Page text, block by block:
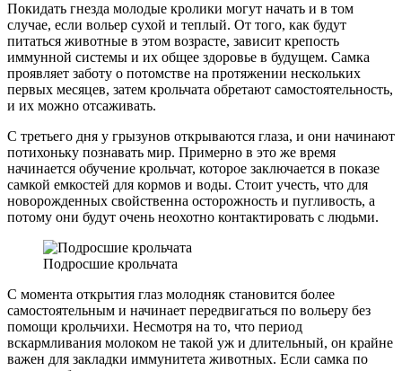
Покидать гнезда молодые кролики могут начать и в том
случае, если вольер сухой и теплый. От того, как будут
питаться животные в этом возрасте, зависит крепость
иммунной системы и их общее здоровье в будущем. Самка
проявляет заботу о потомстве на протяжении нескольких
первых месяцев, затем крольчата обретают самостоятельность,
и их можно отсаживать.
С третьего дня у грызунов открываются глаза, и они начинают
потихоньку познавать мир. Примерно в это же время
начинается обучение крольчат, которое заключается в показе
самкой емкостей для кормов и воды. Стоит учесть, что для
новорожденных свойственна осторожность и пугливость, а
потому они будут очень неохотно контактировать с людьми.
Подросшие крольчата
С момента открытия глаз молодняк становится более
самостоятельным и начинает передвигаться по вольеру без
помощи крольчихи. Несмотря на то, что период
вскармливания молоком не такой уж и длительный, он крайне
важен для закладки иммунитета животных. Если самка по